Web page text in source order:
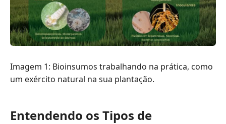
Imagem 1: Bioinsumos trabalhando na prática, como
um exército natural na sua plantação.
Entendendo os Tipos de